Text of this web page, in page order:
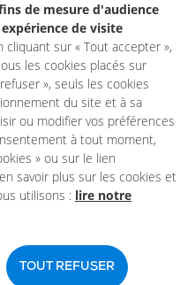
Mentions légales
du
de mesure d'audience
de visite
cliquant sur « Tout accepter »,
les cookies placés sur
», seuls les cookies
du site et à sa
ou modifier vos préférences
à tout moment,
» ou sur le lien
savoir plus sur les cookies et
utilisons : lire notre
TOUT REFUSER